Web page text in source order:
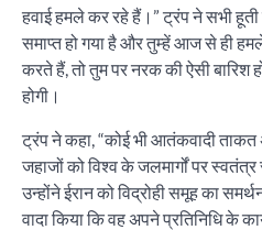
हवाई हमले कर रहे हैं।” ट्रंप ने सभी हूती
समाप्त हो गया है और तुम्हें आज से ही
करते हैं, तो तुम पर नरक की ऐसी बारिश
होगी।
ट्रंप ने कहा, “कोई भी आतंकवादी
जहाजों को विश्व के जलमार्गों पर
उन्होंने ईरान को विद्रोही समूह का
वादा किया कि वह अपने प्रतिनिधि के